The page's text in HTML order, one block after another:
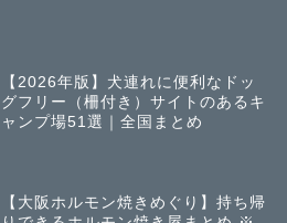
【2026年版】犬連れに便利なドッ
グフリー（柵付き）サイトのあるキ
ャンプ場51選｜全国まとめ
【大阪ホルモン焼きめぐり】持ち帰